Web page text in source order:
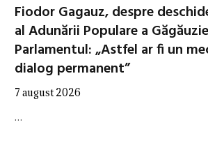
Fiodor Gagauz, despre
al Adunării Populare a
Parlamentul: „Astfel ar fi un
dialog permanent”
7 august 2026
…